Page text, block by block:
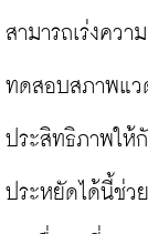
สามารถเร่งควา
ทดสอบสภาพแว
ประสิทธิภาพให้
ประหยัดได้นี้ช่ว